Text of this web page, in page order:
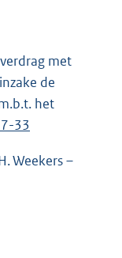
met
de
het
33
Weekers –